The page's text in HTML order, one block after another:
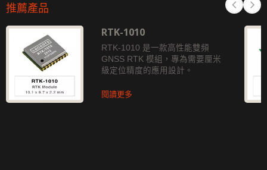
推薦產品
RTK-1010
RTK-1010 是一款高性能雙頻
GNSS RTK 模組，專為需要厘米
級定位精度的應用設計。
閱讀更多